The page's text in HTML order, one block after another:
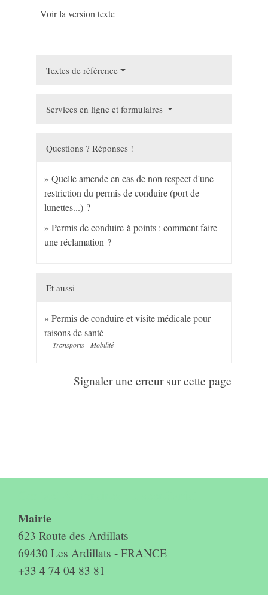
Voir la version texte
Textes de référence
Services en ligne et formulaires
Questions ? Réponses !
Quelle amende en cas de non respect d'une
restriction du permis de conduire (port de
lunettes...) ?
Permis de conduire à points : comment faire
une réclamation ?
Et aussi
Permis de conduire et visite médicale pour
raisons de santé
Transports - Mobilité
Signaler une erreur sur cette page
Mairie
623 Route des Ardillats
69430 Les Ardillats - FRANCE
+33 4 74 04 83 81